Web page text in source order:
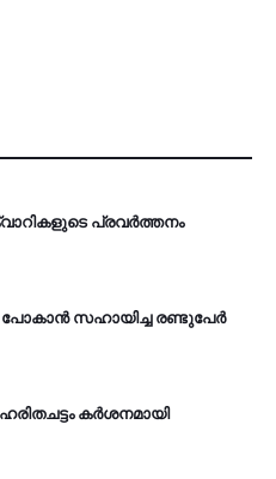
പ്രവര്‍ത്തനം
സഹായിച്ച രണ്ടുപേര്‍
കര്‍ശനമായി